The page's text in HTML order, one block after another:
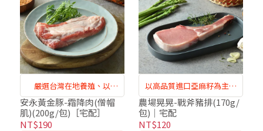
嚴選台灣在地養殖、以
Omega-3亞麻籽飼養的健康
豬隻，美味又安心
安永黃金豚-霜降肉(僧帽
肌)(200g/包)［宅配］
NT$190
以高品質進口亞麻籽為主要
飼糧，人道管理、全程把關
品質控管
農場晃晃-戰斧豬排(170g/
包)｜宅配
NT$120